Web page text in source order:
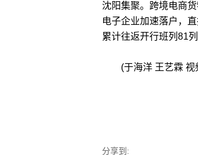
沈阳集聚。跨境电商
电子企业加速落户，
累计往返开行班列81
(于海洋 王艺霖 视
分享到: